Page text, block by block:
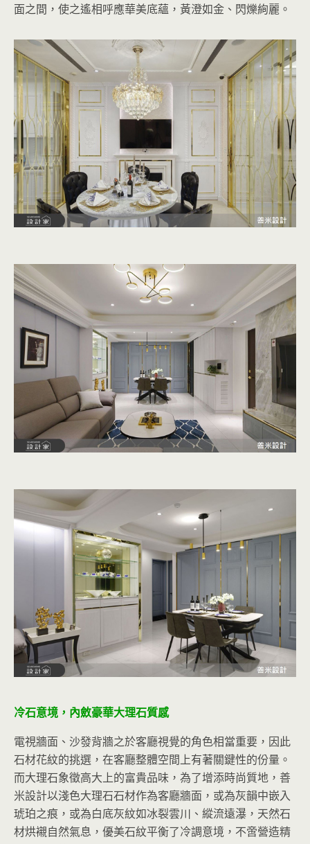
面之間，使之遙相呼應華美底蘊，黃澄如金、閃爍絢麗。
冷石意境，內斂豪華大理石質感
電視牆面、沙發背牆之於客廳視覺的角色相當重要，因此
石材花紋的挑選，在客廳整體空間上有著關鍵性的份量。
而大理石象徵高大上的富貴品味，為了增添時尚質地，善
米設計以淺色大理石石材作為客廳牆面，或為灰韻中嵌入
琥珀之痕，或為白底灰紋如冰裂雲川、縱流遠瀑，天然石
材烘襯自然氣息，優美石紋平衡了冷調意境，不啻營造精